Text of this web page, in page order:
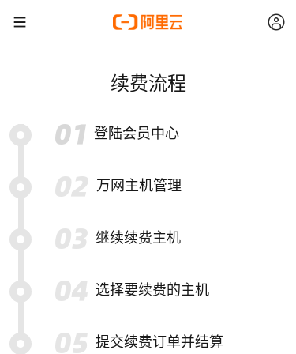
续费流程
登陆会员中心
万网主机管理
继续续费主机
选择要续费的主机
提交续费订单并结算